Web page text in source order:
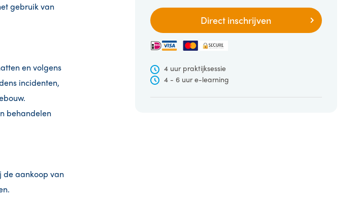
gebruik van
en volgens
incidenten,
behandelen
de aankoop van
Direct inschrijven
4 uur praktijksessie
4 - 6 uur e-learning